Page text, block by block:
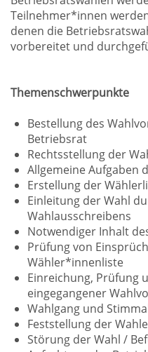
Teilnehmer*innen
denen die
vorbereitet und
Themenschwerpunkte
Bestellung des
Betriebsrat
Rechtsstellung der
Allgemeine Aufgaben
Erstellung der
Einleitung der Wahl
Wahlausschreibens
Notwendiger Inhalt
Prüfung von
Wähler*innenliste
Einreichung, Prüfung
eingegangener
Wahlgang und
Feststellung der
Störung der Wahl /